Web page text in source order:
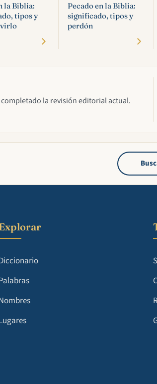
la Biblia:
tipos y
Pecado en la Biblia:
significado, tipos y
perdón
la revisión editorial actual.